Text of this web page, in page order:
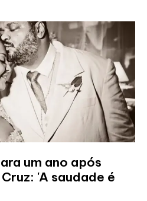
um ano após
'A saudade é